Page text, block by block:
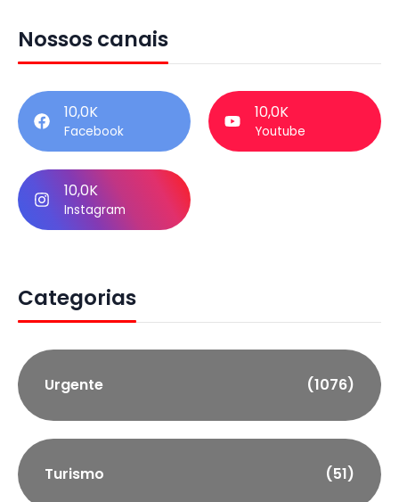
Nossos canais
10,0K
Facebook
10,0K
Youtube
10,0K
Instagram
Categorias
Urgente (1076)
Turismo (51)